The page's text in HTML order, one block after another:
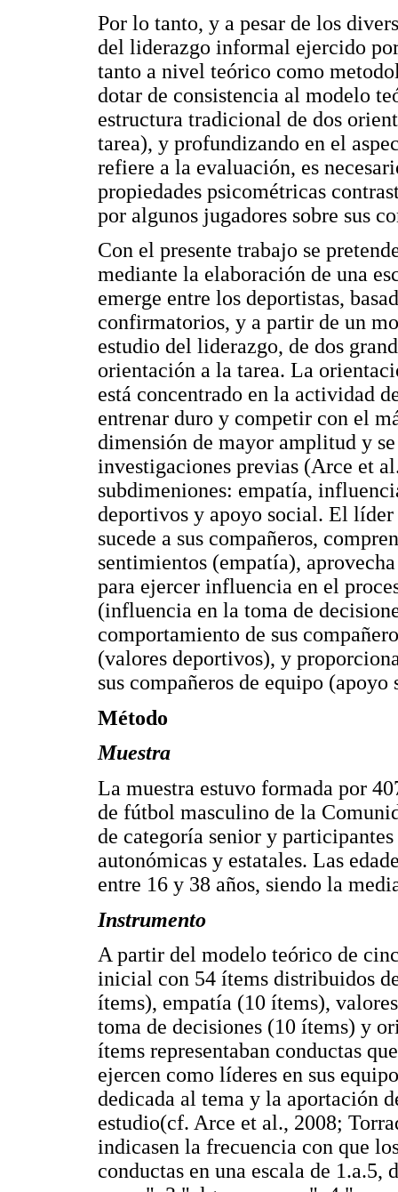
Por lo tanto, y a pesar de los
del liderazgo informal ejercido
tanto a nivel teórico como
dotar de consistencia al modelo
estructura tradicional de dos
tarea), y profundizando en el
refiere a la evaluación, es
propiedades psicométricas
por algunos jugadores sobre sus
Con el presente trabajo se
mediante la elaboración de una
emerge entre los deportistas,
confirmatorios, y a partir de un
estudio del liderazgo, de dos
orientación a la tarea. La
está concentrado en la actividad
entrenar duro y competir con el
dimensión de mayor amplitud y
investigaciones previas (Arce et
subdimeniones: empatía,
deportivos y apoyo social. El líder
sucede a sus compañeros,
sentimientos (empatía),
para ejercer influencia en el
(influencia en la toma de
comportamiento de sus
(valores deportivos), y
sus compañeros de equipo (apoyo
Método
Muestra
La muestra estuvo formada por
de fútbol masculino de la
de categoría senior y
autonómicas y estatales. Las
entre 16 y 38 años, siendo la
Instrumento
A partir del modelo teórico de
inicial con 54 ítems distribuidos
ítems), empatía (10 ítems),
toma de decisiones (10 ítems) y
ítems representaban conductas
ejercen como líderes en sus
dedicada al tema y la aportación
estudio(cf. Arce et al., 2008;
indicasen la frecuencia con que
conductas en una escala de